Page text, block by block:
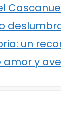
un
y